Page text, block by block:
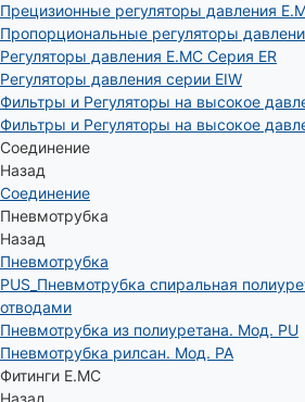
Прецизионные регуляторы давления
Пропорциональные регуляторы
Регуляторы давления E.MC Серия ER
Регуляторы давления серии EIW
Фильтры и Регуляторы на высокое
Фильтры и Регуляторы на высокое
Соединение
Назад
Соединение
Пневмотрубка
Назад
Пневмотрубка
PUS_Пневмотрубка спиральная
отводами
Пневмотрубка из полиуретана. Мод. РU
Пневмотрубка рилсан. Мод. PA
Фитинги E.MC
Назад